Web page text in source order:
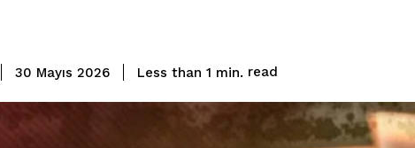
30 Mayıs 2026 Less than 1 min. read